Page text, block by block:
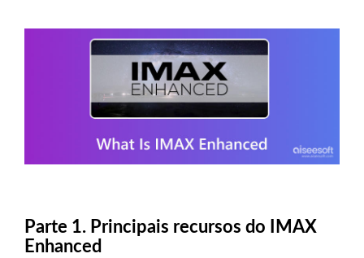
Parte 1. Principais recursos do IMAX
Enhanced